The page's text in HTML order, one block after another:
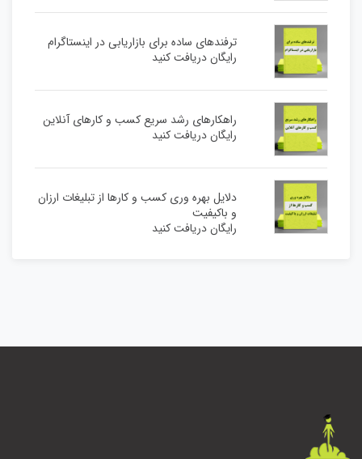
ترفندهای ساده برای بازاریابی در اینستاگرام
رایگان دریافت کنید
راهکارهای رشد سریع کسب و کارهای آنلاین
رایگان دریافت کنید
دلایل بهره وری کسب و کارها از تبلیغات ارزان
و باکیفیت
رایگان دریافت کنید